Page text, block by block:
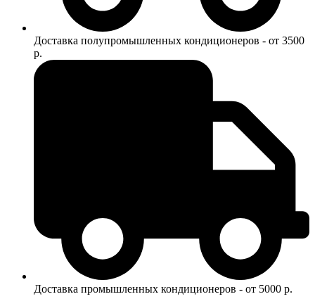
Доставка полупромышленных кондиционеров - от 3500
р.
Доставка промышленных кондиционеров - от 5000 р.